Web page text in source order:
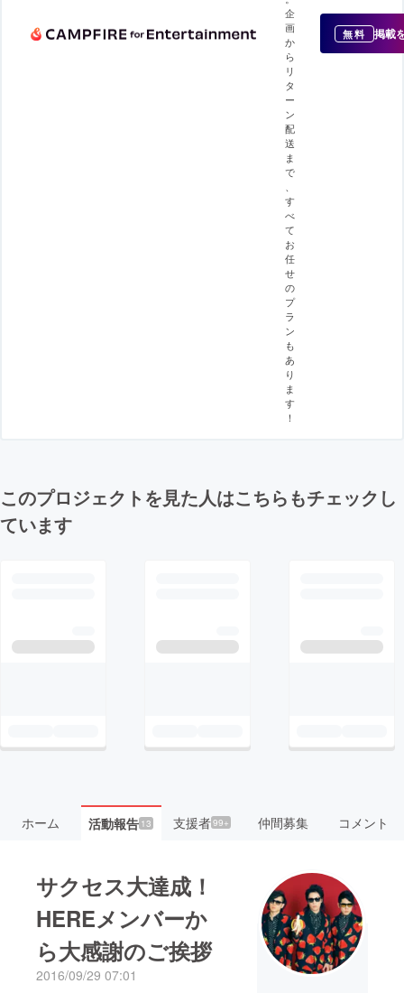
企
画
か
ら
リ
タ
ー
ン
配
送
ま
で
、
す
べ
て
お
任
せ
の
プ
ラ
ン
も
あ
り
ま
す
！
無料 掲載
このプロジェクトを見た人はこちらもチェックし
ています
ホーム 活動報告13 支援者99+ 仲間募集 コメント
サクセス大達成！
HEREメンバーか
ら大感謝のご挨拶
2016/09/29 07:01